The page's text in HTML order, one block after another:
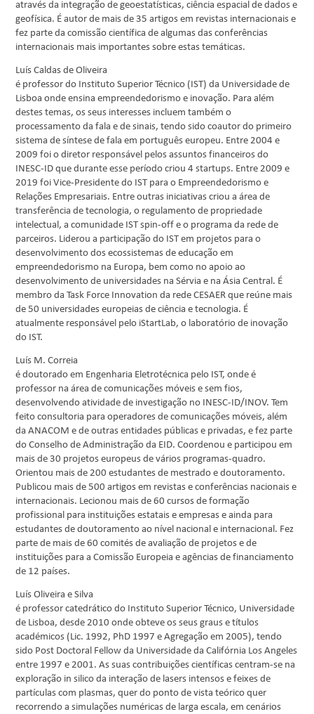
através da integração de geoestatísticas, ciência espacial de dados e
geofísica. É autor de mais de 35 artigos em revistas internacionais e
fez parte da comissão científica de algumas das conferências
internacionais mais importantes sobre estas temáticas.
Luís Caldas de Oliveira
é professor do Instituto Superior Técnico (IST) da Universidade de
Lisboa onde ensina empreendedorismo e inovação. Para além
destes temas, os seus interesses incluem também o
processamento da fala e de sinais, tendo sido coautor do primeiro
sistema de síntese de fala em português europeu. Entre 2004 e
2009 foi o diretor responsável pelos assuntos financeiros do
INESC-ID que durante esse período criou 4 startups. Entre 2009 e
2019 foi Vice-Presidente do IST para o Empreendedorismo e
Relações Empresariais. Entre outras iniciativas criou a área de
transferência de tecnologia, o regulamento de propriedade
intelectual, a comunidade IST spin-off e o programa da rede de
parceiros. Liderou a participação do IST em projetos para o
desenvolvimento dos ecossistemas de educação em
empreendedorismo na Europa, bem como no apoio ao
desenvolvimento de universidades na Sérvia e na Ásia Central. É
membro da Task Force Innovation da rede CESAER que reúne mais
de 50 universidades europeias de ciência e tecnologia. É
atualmente responsável pelo iStartLab, o laboratório de inovação
do IST.
Luís M. Correia
é doutorado em Engenharia Eletrotécnica pelo IST, onde é
professor na área de comunicações móveis e sem fios,
desenvolvendo atividade de investigação no INESC-ID/INOV. Tem
feito consultoria para operadores de comunicações móveis, além
da ANACOM e de outras entidades públicas e privadas, e fez parte
do Conselho de Administração da EID. Coordenou e participou em
mais de 30 projetos europeus de vários programas-quadro.
Orientou mais de 200 estudantes de mestrado e doutoramento.
Publicou mais de 500 artigos em revistas e conferências nacionais e
internacionais. Lecionou mais de 60 cursos de formação
profissional para instituições estatais e empresas e ainda para
estudantes de doutoramento ao nível nacional e internacional. Fez
parte de mais de 60 comités de avaliação de projetos e de
instituições para a Comissão Europeia e agências de financiamento
de 12 países.
Luís Oliveira e Silva
é professor catedrático do Instituto Superior Técnico, Universidade
de Lisboa, desde 2010 onde obteve os seus graus e títulos
académicos (Lic. 1992, PhD 1997 e Agregação em 2005), tendo
sido Post Doctoral Fellow da Universidade da Califórnia Los Angeles
entre 1997 e 2001. As suas contribuições científicas centram-se na
exploração in silico da interação de lasers intensos e feixes de
partículas com plasmas, quer do ponto de vista teórico quer
recorrendo a simulações numéricas de larga escala, em cenários